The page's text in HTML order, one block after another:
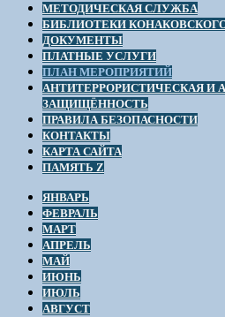
МЕТОДИЧЕСКАЯ СЛУЖБА
БИБЛИОТЕКИ
ДОКУМЕНТЫ
ПЛАТНЫЕ УСЛУГИ
ПЛАН МЕРОПРИЯТИЙ
АНТИТЕРРОРИСТИЧЕСКАЯ И
ЗАЩИЩЁННОСТЬ
ПРАВИЛА БЕЗОПАСНОСТИ
КОНТАКТЫ
КАРТА САЙТА
ПАМЯТЬ Z
ЯНВАРЬ
ФЕВРАЛЬ
МАРТ
АПРЕЛЬ
МАЙ
ИЮНЬ
ИЮЛЬ
АВГУСТ